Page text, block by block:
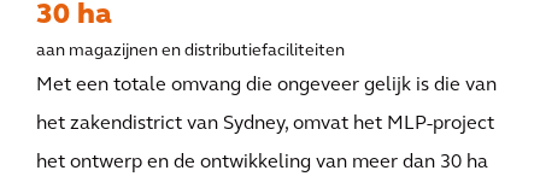
30 ha
aan magazijnen en distributiefaciliteiten
Met een totale omvang die ongeveer gelijk is die van
het zakendistrict van Sydney, omvat het MLP-project
het ontwerp en de ontwikkeling van meer dan 30 ha